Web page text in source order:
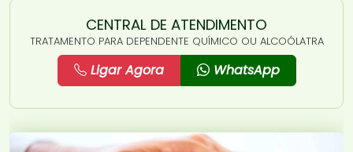
CENTRAL DE ATENDIMENTO
TRATAMENTO PARA DEPENDENTE QUÍMICO OU ALCOÓLATRA
Ligar Agora WhatsApp